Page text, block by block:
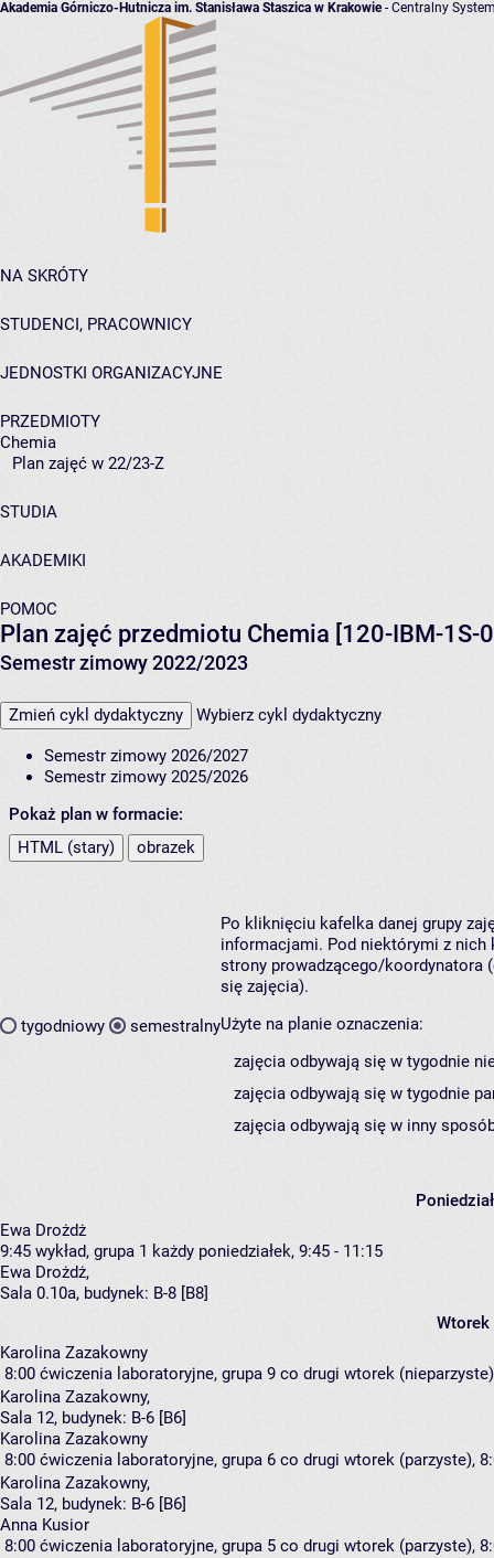
Akademia Górniczo-Hutnicza im. Stanisława Staszica w Krakowie- Centralny
NA SKRÓTY
STUDENCI, PRACOWNICY
JEDNOSTKI ORGANIZACYJNE
PRZEDMIOTY
Chemia
Plan zajęć w 22/23-Z
STUDIA
AKADEMIKI
POMOC
Plan zajęć przedmiotu Chemia [120-IBM-1S-
Semestr zimowy 2022/2023
Zmień cykl dydaktyczny Wybierz cykl dydaktyczny
Semestr zimowy 2026/2027
Semestr zimowy 2025/2026
Pokaż plan w formacie:
HTML (stary)
obrazek
tygodniowy semestralny
Po kliknięciu kafelka danej grupy
informacjami. Pod niektórymi z nich
strony prowadzącego/koordynatora
się zajęcia).
Użyte na planie oznaczenia:
zajęcia odbywają się w tygodnie
zajęcia odbywają się w tygodnie
zajęcia odbywają się w inny
Ewa Drożdż
9:45 wykład, grupa 1 każdy poniedziałek, 9:45 - 11:15
Ewa Drożdż,
Sala 0.10a, budynek: B-8 [B8]
Wtorek
Karolina Zazakowny
8:00 ćwiczenia laboratoryjne, grupa 9 co drugi wtorek
Karolina Zazakowny,
Sala 12, budynek: B-6 [B6]
Karolina Zazakowny
8:00 ćwiczenia laboratoryjne, grupa 6 co drugi wtorek (parzyste),
Karolina Zazakowny,
Sala 12, budynek: B-6 [B6]
Anna Kusior
8:00 ćwiczenia laboratoryjne, grupa 5 co drugi wtorek (parzyste),